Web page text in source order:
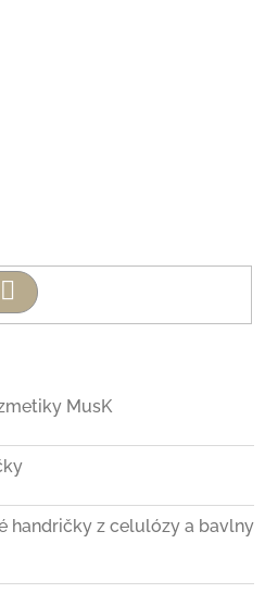
Hľadať
MusK
handričky z celulózy a bavlny